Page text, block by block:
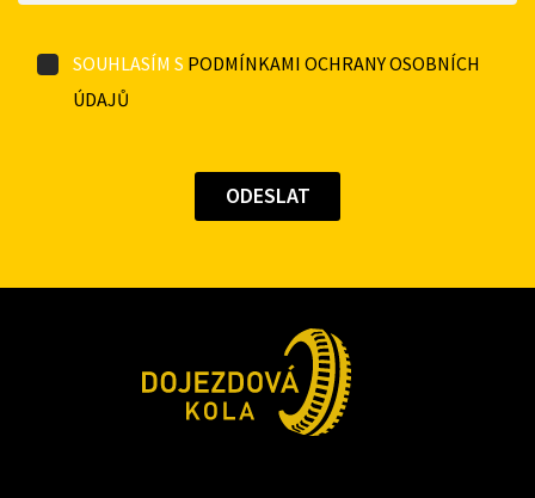
SOUHLASÍM S PODMÍNKAMI OCHRANY OSOBNÍCH
ÚDAJŮ